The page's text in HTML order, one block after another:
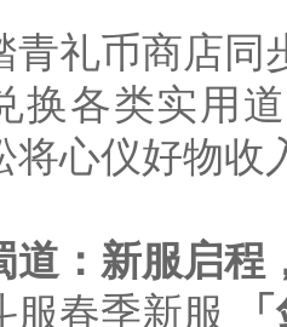
青礼币商店同
换各类实用
将心仪好物收
道：新服启
服春季新服